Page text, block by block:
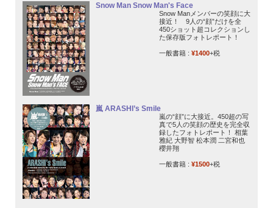
Snow Man Snow Man's Face
Snow Manメンバーの笑顔に大
接近！ 9人の“顔”だけを全
450ショット超コレクションし
た保存版フォトレポート！
一般書籍 : ¥1400+税
嵐 ARASHI’s Smile
嵐の“顔”に大接近。450超の写
真で5人の笑顔の歴史を完全収
録したフォトレポート！ 相葉
雅紀 大野智 松本潤 二宮和也
櫻井翔
一般書籍 : ¥1500+税